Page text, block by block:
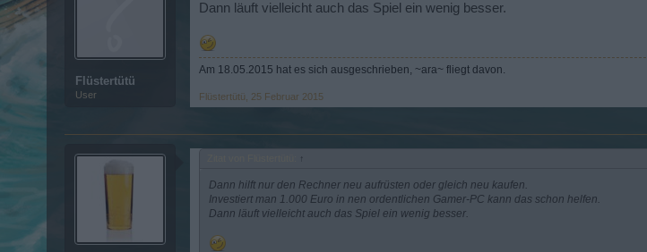
Flüstertütü
User
Dann läuft vielleicht auch das Spiel ein wenig besser.
Am 18.05.2015 hat es sich ausgeschrieben, ~ara~ fliegt davon.
Flüstertütü 25 Februar 2015
↑
Dann hilft nur den Rechner neu aufrüsten oder gleich neu kaufen.
Investiert man 1.000 Euro in nen ordentlichen Gamer-PC kann das schon helfen.
Dann läuft vielleicht auch das Spiel ein wenig besser.